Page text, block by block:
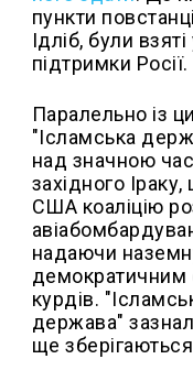
пункти
Ідліб, були
підтримки Росії.
Паралельно із
"Ісламська
над значною
західного
США коаліцію
надаючи
демократичним
курдів.
держава"
ще зберігаються